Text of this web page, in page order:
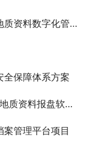
数字化管理新纪元
全保障体系方案
开发和运行维护项目
管理平台项目